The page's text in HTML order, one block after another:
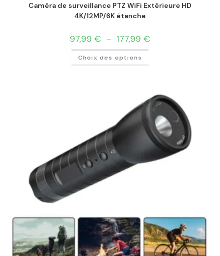
Caméra de surveillance PTZ WiFi Extérieure HD
4K/12MP/6K étanche
97,99 € – 177,99 €
Choix des options